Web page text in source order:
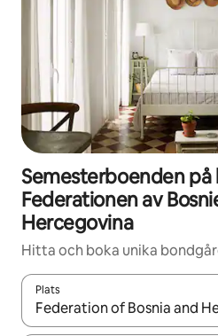
Semesterboenden på
Federationen av
Hercegovina
Hitta och boka unika
Plats
När resultaten är tillgängliga